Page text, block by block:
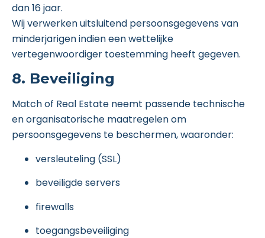
dan 16 jaar.
Wij verwerken uitsluitend persoonsgegevens van
minderjarigen indien een wettelijke
vertegenwoordiger toestemming heeft gegeven.
8. Beveiliging
Match of Real Estate neemt passende technische
en organisatorische maatregelen om
persoonsgegevens te beschermen, waaronder:
versleuteling (SSL)
beveiligde servers
firewalls
toegangsbeveiliging